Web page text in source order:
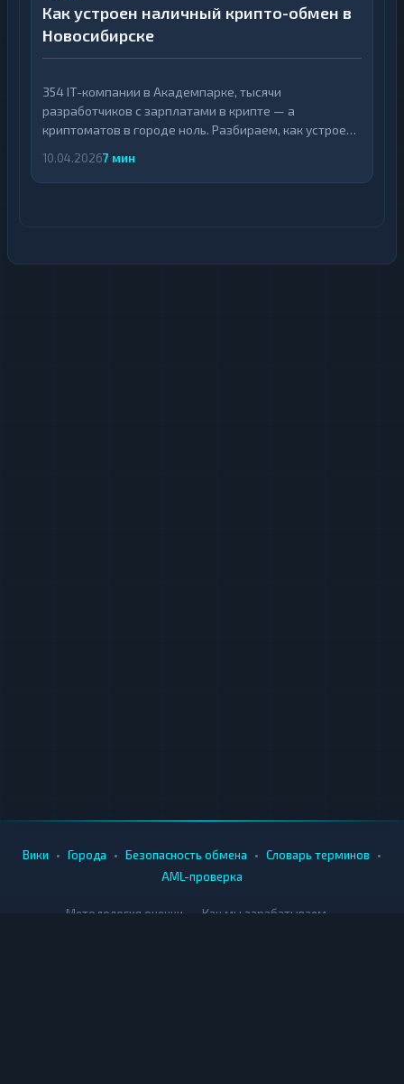
Как устроен наличный крипто-обмен в
Новосибирске
354 IT-компании в Академпарке, тысячи
разработчиков с зарплатами в крипте — а
криптоматов в городе ноль. Разбираем, как устроена
Новосибирске: где сосредоточены офисы, как
проходит сделка и что подготовить к первому
10.04.20267 мин
Вики • Города • Безопасность обмена • Словарь терминов •
AML-проверка
Методология оценки Как мы зарабатываем